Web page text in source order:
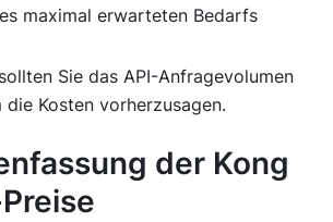
maximal erwarteten Bedarfs
Sie das API-Anfragevolumen
Kosten vorherzusagen.
der Kong